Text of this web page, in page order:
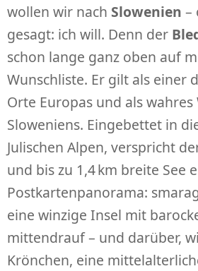
wollen wir nach Slowenien –
gesagt: ich will. Denn der
schon lange ganz oben auf
Wunschliste. Er gilt als einer
Orte Europas und als wahres
Sloweniens. Eingebettet in
Julischen Alpen, verspricht
und bis zu 1,4 km breite See
Postkartenpanorama:
eine winzige Insel mit
mittendrauf – und darüber,
Krönchen, eine